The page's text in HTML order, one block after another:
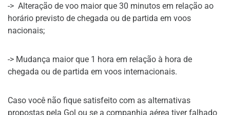
-> Alteração de voo maior que 30 minutos em relação ao
horário previsto de chegada ou de partida em voos
nacionais;
-> Mudança maior que 1 hora em relação à hora de
chegada ou de partida em voos internacionais.
Caso você não fique satisfeito com as alternativas
propostas pela Gol ou se a companhia aérea tiver falhado